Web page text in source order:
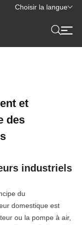
Choisir la langue
et
des
industriels
du
domestique est
ou la pompe à air,